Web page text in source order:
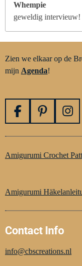
Whempie
geweldig intervieuw!
Zien we elkaar op de
mijn Agenda!
F
c
e
o
P
n
t
e
t
I
s
t
r
m
Amigurumi Crochet
Amigurumi
Contact Info
info@cbscreations.nl